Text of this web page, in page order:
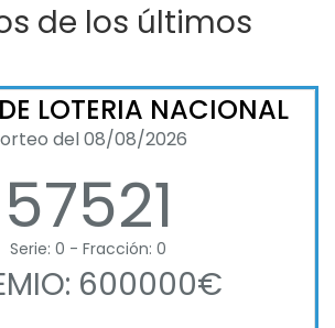
de los últimos
LOTERIA NACIONAL
del 08/08/2026
57521
Serie: 0 - Fracción: 0
600000€